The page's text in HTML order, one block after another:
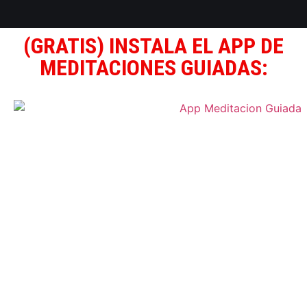
(GRATIS) INSTALA EL APP DE
MEDITACIONES GUIADAS: